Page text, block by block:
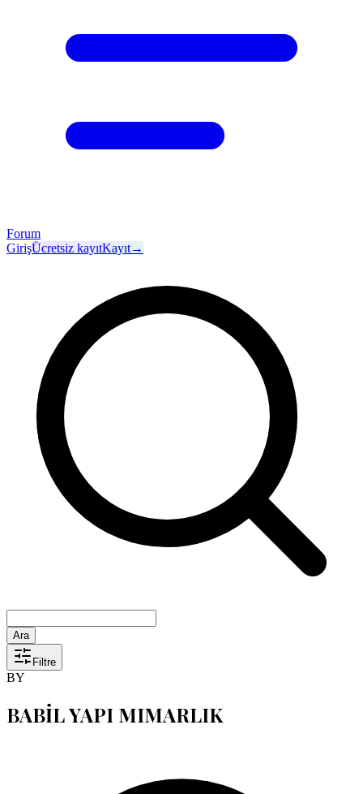
Forum
GirişÜcretsiz kayıtKayıt→
Ara
Filtre
BY
BABİL YAPI MIMARLIK